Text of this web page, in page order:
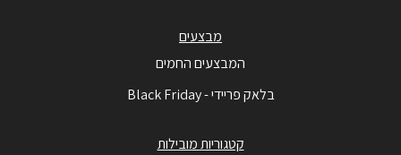
מבצעים
המבצעים החמים
בלאק פריידי - Black Friday
קטגוריות מובילות